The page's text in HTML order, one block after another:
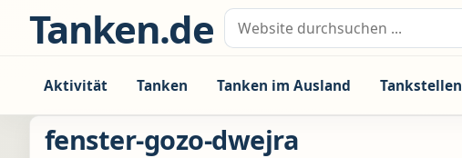
Zum Inhalt springen
Tanken.de Suche nach:
Aktivität Tanken Tanken im Ausland Tankstellen
fenster-gozo-dwejra